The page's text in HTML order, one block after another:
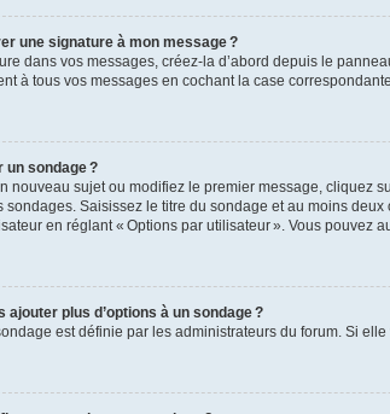
une signature à mon message ?
dans vos messages, créez-la d’abord depuis le
à tous vos messages en cochant la case
un sondage ?
nouveau sujet ou modifiez le premier message, cliquez
sondages. Saisissez le titre du sondage et au moins
en réglant « Options par utilisateur ». Vous pouvez
ajouter plus d’options à un sondage ?
est définie par les administrateurs du forum. Si